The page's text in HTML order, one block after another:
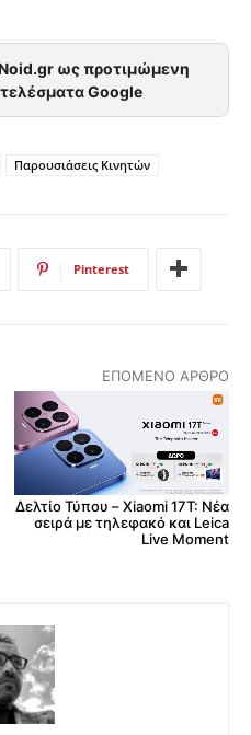
ως προτιμώμενη
Google
Παρουσιάσεις Κινητών
Pinterest
ΕΠΌΜΕΝΟ ΆΡΘΡΟ
Δελτίο Τύπου – Xiaomi 17T: Νέα
σειρά με τηλεφακό και Leica
Live Moment